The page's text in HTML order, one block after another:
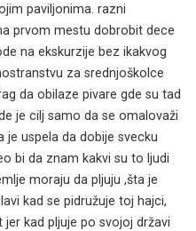
paviljonima. razni
prvom mestu dobrobit dece
na ekskurzije bez ikakvog
za srednjoškolce
da obilaze pivare gde su tad
je cilj samo da se omalovaži
je uspela da dobije svecku
bi da znam kakvi su to ljudi
moraju da pljuju ,šta je
kad se pidružuje toj hajci,
kad pljuje po svojoj državi